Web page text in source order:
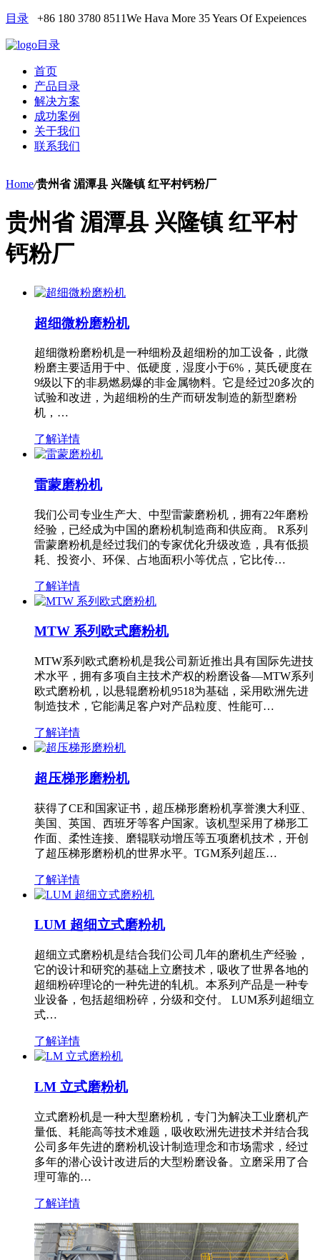
目录 +86 180 3780 8511We Hava More 35 Years Of Expeiences
目录
首页
产品目录
解决方案
成功案例
关于我们
联系我们
Home/贵州省 湄潭县 兴隆镇 红平村钙粉厂
贵州省 湄潭县 兴隆镇 红平村
钙粉厂
超细微粉磨粉机
超细微粉磨粉机是一种细粉及超细粉的加工设备，此微
粉磨主要适用于中、低硬度，湿度小于6%，莫氏硬度在
9级以下的非易燃易爆的非金属物料。它是经过20多次的
试验和改进，为超细粉的生产而研发制造的新型磨粉
机，…
了解详情
雷蒙磨粉机
我们公司专业生产大、中型雷蒙磨粉机，拥有22年磨粉
经验，已经成为中国的磨粉机制造商和供应商。 R系列
雷蒙磨粉机是经过我们的专家优化升级改造，具有低损
耗、投资小、环保、占地面积小等优点，它比传…
了解详情
MTW 系列欧式磨粉机
MTW系列欧式磨粉机是我公司新近推出具有国际先进技
术水平，拥有多项自主技术产权的粉磨设备—MTW系列
欧式磨粉机，以悬辊磨粉机9518为基础，采用欧洲先进
制造技术，它能满足客户对产品粒度、性能可…
了解详情
超压梯形磨粉机
获得了CE和国家证书，超压梯形磨粉机享誉澳大利亚、
美国、英国、西班牙等客户国家。该机型采用了梯形工
作面、柔性连接、磨辊联动增压等五项磨机技术，开创
了超压梯形磨粉机的世界水平。TGM系列超压…
了解详情
LUM 超细立式磨粉机
超细立式磨粉机是结合我们公司几年的磨机生产经验，
它的设计和研究的基础上立磨技术，吸收了世界各地的
超细粉碎理论的一种先进的轧机。本系列产品是一种专
业设备，包括超细粉碎，分级和交付。 LUM系列超细立
式…
了解详情
LM 立式磨粉机
立式磨粉机是一种大型磨粉机，专门为解决工业磨机产
量低、耗能高等技术难题，吸收欧洲先进技术并结合我
公司多年先进的磨粉机设计制造理念和市场需求，经过
多年的潜心设计改进后的大型粉磨设备。立磨采用了合
理可靠的…
了解详情